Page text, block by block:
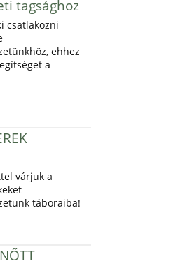
tagsághoz
csatlakozni
ehhez
a
várjuk a
táboraiba!